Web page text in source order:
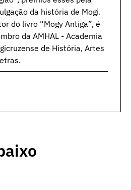
da história de Mogi.
do livro “Mogy Antiga”, é
da AMHAL - Academia
de História, Artes